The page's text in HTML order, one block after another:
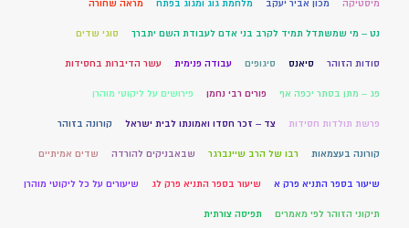
מיסטיקה מכון אביר יעקב מלחמת גוג ומגוג בפתח מראה שחורה
נט – מי שמשתדל תמיד לקרב בני אדם לעבודת השם יתברך סוגי שדים
סודות הזוהר סיאנס סיגופים עבודה פנימית עשר הדיברות בחסידות
פג – מתן בסתר יכפה אף פורים רבי נחמן פירושים על ליקוטי מוהרן
פרשת תולדות חסידות צד – זכר חסדו ואמונתו לבית ישראל קורונה בזוהר
קורונה בעצמאות רבו של הרב שיינברגר שבאבניקים להורדה שדים אמיתיים
שיעור בספר התניא פרק א שיעור בספר התניא פרק לג שיעורים על כל ליקוטי מוהרן
תיקוני הזוהר לפי מאמרים תפיסה צורתית